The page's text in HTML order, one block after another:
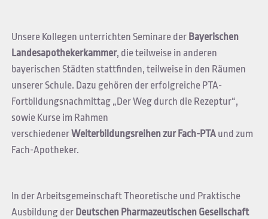
Unsere Kollegen unterrichten Seminare der Bayerischen
Landesapothekerkammer, die teilweise in anderen
bayerischen Städten stattfinden, teilweise in den Räumen
unserer Schule. Dazu gehören der erfolgreiche PTA-
Fortbildungsnachmittag „Der Weg durch die Rezeptur“,
sowie Kurse im Rahmen
verschiedenerWeiterbildungsreihen zur Fach-PTA und zum
Fach-Apotheker.
In der Arbeitsgemeinschaft Theoretische und Praktische
Ausbildung der Deutschen Pharmazeutischen Gesellschaft